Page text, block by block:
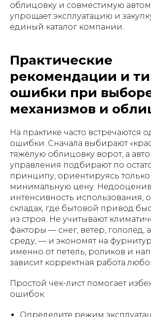
облицовку и совместимую
упрощает эксплуатацию и
единый каталог компании.
Практические
рекомендации и
ошибки при
механизмов и
На практике часто встречаются
ошибки. Сначала выбирают
тяжёлую облицовку ворот, а
управления подбирают по
принципу, ориентируясь только
минимальную цену.
интенсивность использования,
складах, где бытовой привод
из строя. Не учитывают
факторы — снег, ветер, гололёд,
среду, — и экономят на
именно от петель, роликов и
зависит корректная работа
Простой чек-лист помогает
ошибок:
Определите режим